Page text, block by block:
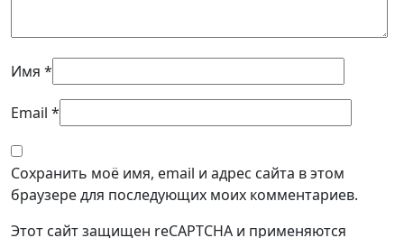
Имя *
Email *
Сохранить моё имя, email и адрес сайта в этом
браузере для последующих моих комментариев.
Этот сайт защищен reCAPTCHA и применяются